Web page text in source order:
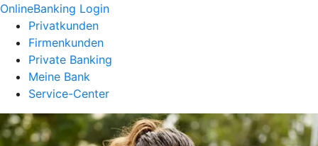
OnlineBanking Login
Privatkunden
Firmenkunden
Private Banking
Meine Bank
Service-Center